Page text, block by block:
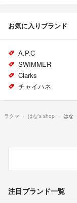
お気に入りブランド
A.P.C
SWIMMER
Clarks
チャイハネ
ラクマ はな's shop はな
注目ブランド一覧